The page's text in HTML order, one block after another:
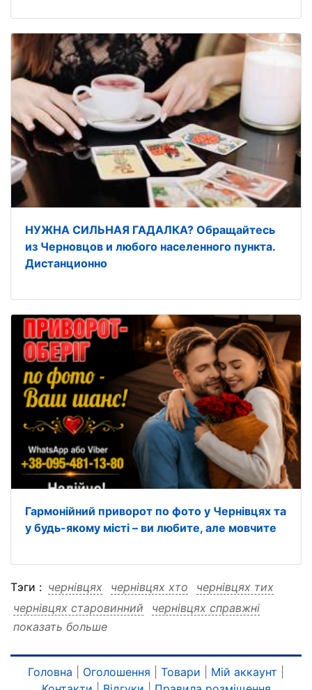
НУЖНА СИЛЬНАЯ ГАДАЛКА? Обращайтесь
из Черновцов и любого населенного пункта.
Дистанционно
Гармонійний приворот по фото у Чернівцях та
у будь-якому місті – ви любите, але мовчите
Тэги : чернівцях чернівцях хто
чернівцях тих
чернівцях старовинний
чернівцях справжні
чернівцях пробуджує
чернівцях навіть чернівцях місті
показать больше
Головна Оголошення Товари Мій аккаунт